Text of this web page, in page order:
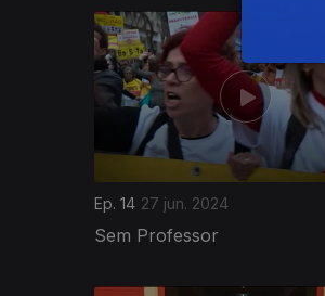
Ep. 14 27 jun. 2024
Sem Professor